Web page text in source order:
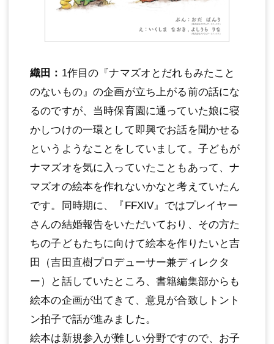
織田： 1作目の『ナマズオとだれもみたこと
のないもの』の企画が立ち上がる前の話にな
るのですが、当時保育園に通っていた娘に寝
かしつけの一環として即興でお話を聞かせる
というようなことをしていまして。子どもが
ナマズオを気に入っていたこともあって、ナ
マズオの絵本を作れないかなと考えていたん
です。同時期に、『FFXIV』ではプレイヤー
さんの結婚報告をいただいており、その方た
ちの子どもたちに向けて絵本を作りたいと吉
田（吉田直樹プロデューサー兼ディレクタ
ー）と話していたところ、書籍編集部からも
絵本の企画が出てきて、意見が合致しトント
ン拍子で話が進みました。
絵本は新規参入が難しい分野ですので、お子